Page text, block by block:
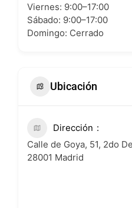
Viernes: 9:00–17:00
Sábado: 9:00–17:00
Domingo: Cerrado
Ubicación
Dirección
Calle de Goya, 51, 2do
28001 Madrid